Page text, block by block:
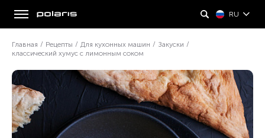
RU
Главная / Рецепты / Для кухонных машин / Закуски /
классический хумус с лимонным соком